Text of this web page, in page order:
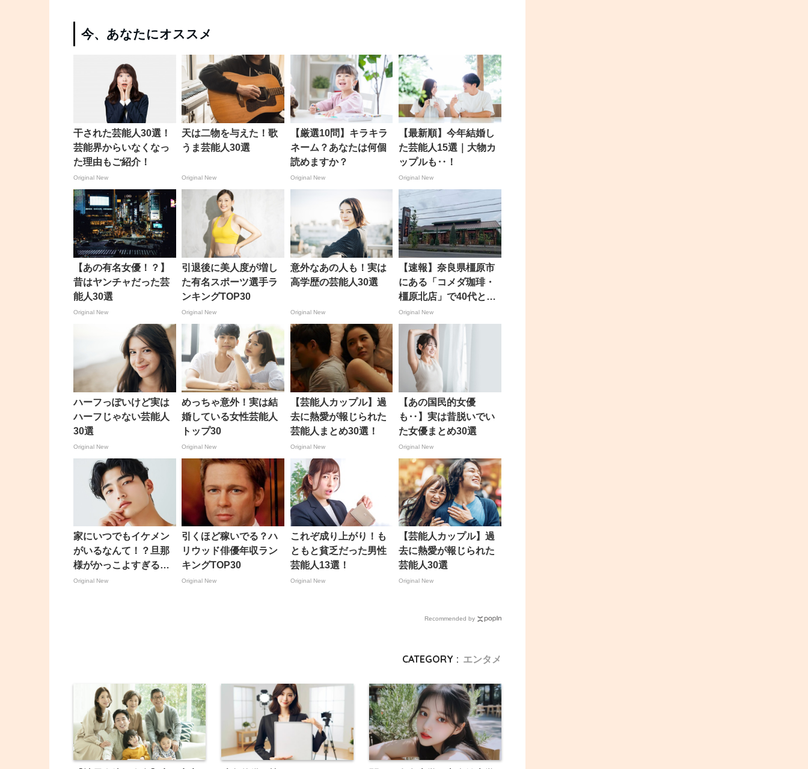
今、あなたにオススメ
干された芸能人30選！
芸能界からいなくなっ
た理由もご紹介！
Original New
天は二物を与えた！歌
うま芸能人30選
Original New
【厳選10問】キラキラ
ネーム？あなたは何個
読めますか？
Original New
【最新順】今年結婚し
た芸能人15選｜大物カ
ップルも‥！
Original New
【あの有名女優！？】
昔はヤンチャだった芸
能人30選
Original New
引退後に美人度が増し
た有名スポーツ選手ラ
ンキングTOP30
Original New
意外なあの人も！実は
高学歴の芸能人30選
Original New
【速報】奈良県橿原市
にある「コメダ珈琲・
橿原北店」で40代とみ
られる女性が首を刺さ
れ病院搬送 5日午後1時
20分すぎ、 男を現行
犯逮捕 奈良・橿原市
Original New
ハーフっぽいけど実は
ハーフじゃない芸能人
30選
Original New
めっちゃ意外！実は結
婚している女性芸能人
トップ30
Original New
【芸能人カップル】過
去に熱愛が報じられた
芸能人まとめ30選！
Original New
【あの国民的女優
も‥】実は昔脱いでい
た女優まとめ30選
Original New
家にいつでもイケメン
がいるなんて！？旦那
様がかっこよすぎる芸
能人30選
Original New
引くほど稼いでる？ハ
リウッド俳優年収ラン
キングTOP30
Original New
これぞ成り上がり！も
ともと貧乏だった男性
芸能人13選！
Original New
【芸能人カップル】過
去に熱愛が報じられた
芸能人30選
Original New
Recommended by
CATEGORY : エンタメ